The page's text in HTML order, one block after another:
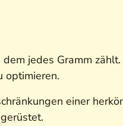
jedes Gramm
optimieren.
einer